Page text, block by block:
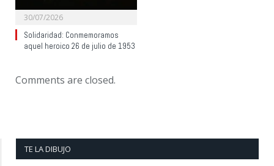
30/07/2026
Solidaridad: Conmemoramos
aquel heroico 26 de julio de 1953
Comments are closed.
TE LA DIBUJO